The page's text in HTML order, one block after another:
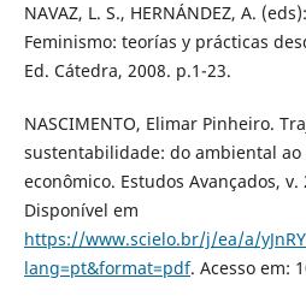
NAVAZ, L. S., HERNÁNDEZ, A.
Feminismo: teorías y prácticas
Ed. Cátedra, 2008. p.1-23.
NASCIMENTO, Elimar Pinheiro.
sustentabilidade: do ambiental ao
econômico. Estudos Avançados, v.
Disponível em
https://www.scielo.br/j/ea/a/
lang=pt&format=pdf. Acesso em: